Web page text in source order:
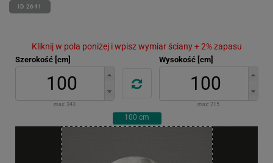
ID 2641
Kliknij w pola poniżej i wpisz wymiar ściany + 2% zapasu
Szerokość [cm]
max: 343
Wysokość [cm]
max: 215
100 cm